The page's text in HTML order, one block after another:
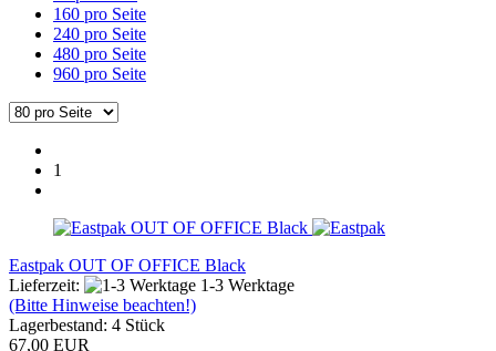
160 pro Seite
240 pro Seite
480 pro Seite
960 pro Seite
1
Eastpak OUT OF OFFICE Black
Lieferzeit:
1-3 Werktage
(Bitte Hinweise beachten!)
Lagerbestand: 4 Stück
67,00 EUR